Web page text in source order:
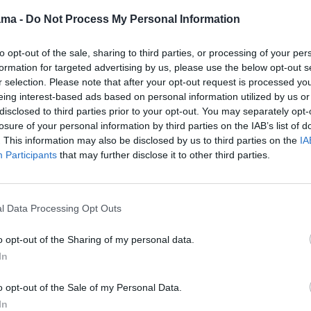
- Do Not Process My Personal Information
opt-out of the sale, sharing to third parties, or processing of your
for targeted advertising by us, please use the below opt-out
selection. Please note that after your opt-out request is processed
interest-based ads based on personal information utilized by us
to third parties prior to your opt-out. You may separately
of your personal information by third parties on the IAB’s list of
This information may also be disclosed by us to third parties on the
Participants that may further disclose it to other third parties.
Data Processing Opt Outs
opt-out of the Sharing of my personal data.
opt-out of the Sale of my Personal Data.
12 " .
09:00"Pasaulio
Krepšinis 2026.
11:00
Euroleague Originals
2023/24. " . Krepšinis
2026.
11:30
lyga. Sezono apžvalga
" . Futbolas 2026.
turnyras. " . Tenisas
2026.
Automobilių sportas
07:45"WRC. " .
Automobilių sportas
2024.
08:30 "WRC. " .
Automobilių sportas
2024.
10:00"GP Confidential
žurnalas. Episode 10 " .
Krepšinis 2026.